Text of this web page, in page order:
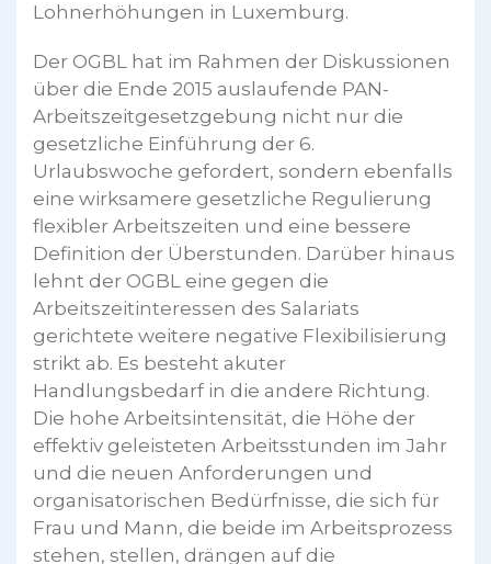
Lohnerhöhungen in Luxemburg.
Der OGBL hat im Rahmen der Diskussionen
über die Ende 2015 auslaufende PAN-
Arbeitszeitgesetzgebung nicht nur die
gesetzliche Einführung der 6.
Urlaubswoche gefordert, sondern ebenfalls
eine wirksamere gesetzliche Regulierung
flexibler Arbeitszeiten und eine bessere
Definition der Überstunden. Darüber hinaus
lehnt der OGBL eine gegen die
Arbeitszeitinteressen des Salariats
gerichtete weitere negative Flexibilisierung
strikt ab. Es besteht akuter
Handlungsbedarf in die andere Richtung.
Die hohe Arbeitsintensität, die Höhe der
effektiv geleisteten Arbeitsstunden im Jahr
und die neuen Anforderungen und
organisatorischen Bedürfnisse, die sich für
Frau und Mann, die beide im Arbeitsprozess
stehen, stellen, drängen auf die